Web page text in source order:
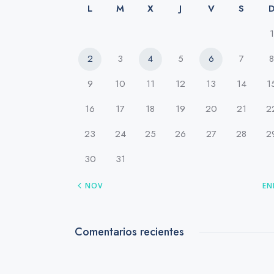
L M X J V S
D
1
2
3 4 5 6 7
8
9
10 11 12 13 14
16
17 18 19 20 21
23
24 25 26 27 28
30
31
« NOV
Comentarios recientes